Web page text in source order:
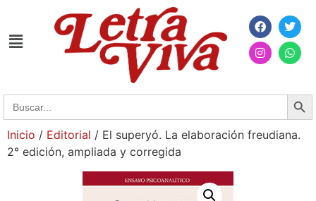
Search
for:
Inicio / Editorial / El superyó. La elaboración freudiana.
2° edición, ampliada y corregida